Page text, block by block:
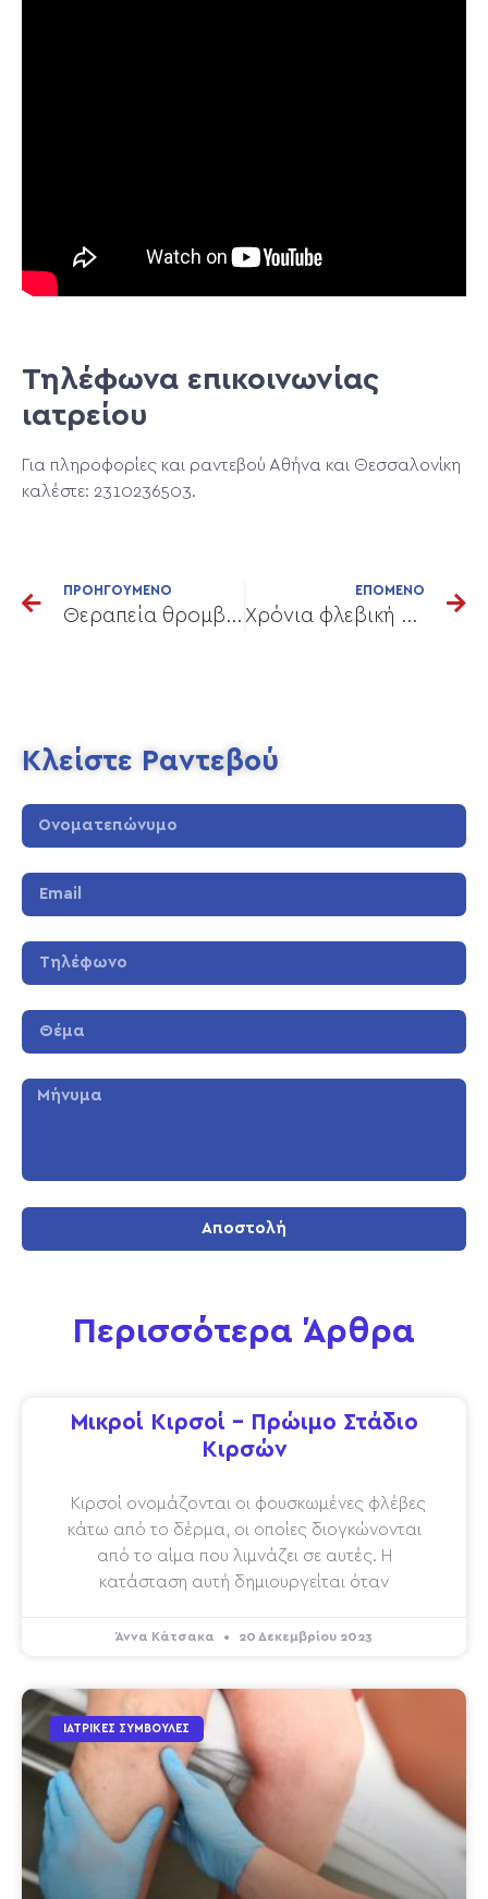
Τηλέφωνα επικοινωνίας
ιατρείου
Για πληροφορίες και ραντεβού Αθήνα και Θεσσαλονίκη
καλέστε: 2310236503.
ΠΡΟΗΓΟΥΜΕΝΟ
Θεραπεία θρομβώσεων με σκληρυντικό αφρό (video).
ΕΠΟΜΕΝΟ
Χρόνια φλεβική νόσος: Δεν είναι μόνο καλοκαιρινό πρόβλημα
Κλείστε Ραντεβού
Αποστολή
Περισσότερα Άρθρα
Μικροί Κιρσοί – Πρώιμο Στάδιο
Κιρσών
Κιρσοί ονομάζονται οι φουσκωμένες φλέβες
κάτω από το δέρμα, οι οποίες διογκώνονται
από το αίμα που λιμνάζει σε αυτές. Η
κατάσταση αυτή δημιουργείται όταν
Άννα Κάτσακα 20 Δεκεμβρίου 2023
ΙΑΤΡΙΚΈΣ ΣΥΜΒΟΥΛΈΣ